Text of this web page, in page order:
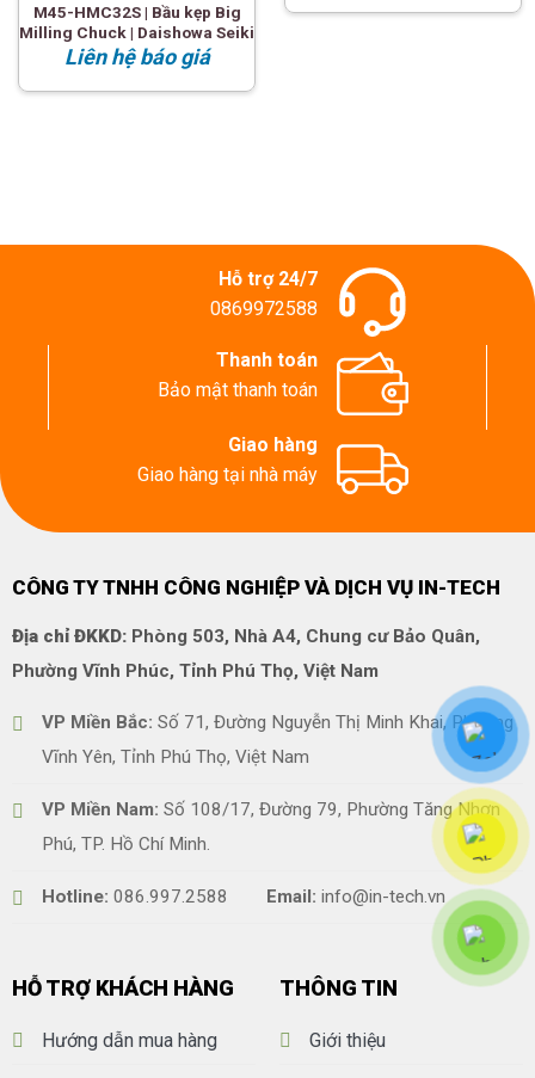
M45-HMC32S | Bầu kẹp Big
Milling Chuck | Daishowa Seiki
Liên hệ báo giá
Hỗ trợ 24/7
0869972588
Thanh toán
Bảo mật thanh toán
Giao hàng
Giao hàng tại nhà máy
CÔNG TY TNHH CÔNG NGHIỆP VÀ DỊCH VỤ IN-TECH
Địa chỉ ĐKKD:Phòng 503, Nhà A4, Chung cư Bảo Quân,
Phường Vĩnh Phúc, Tỉnh Phú Thọ, Việt Nam
VP Miền Bắc: Số 71, Đường Nguyễn Thị Minh Khai, Phường
Vĩnh Yên, Tỉnh Phú Thọ, Việt Nam
VP Miền Nam: Số 108/17, Đường 79, Phường Tăng Nhơn
Phú, TP. Hồ Chí Minh.
Hotline: 086.997.2588 Email: info@in-tech.vn
HỖ TRỢ KHÁCH HÀNG
Hướng dẫn mua hàng
THÔNG TIN
Giới thiệu